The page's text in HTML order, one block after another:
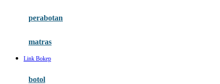
Hauck
Havaianas
perabotan
matras
Link Bokep
botol